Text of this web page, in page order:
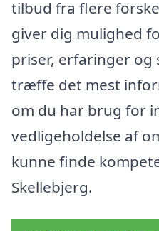
tilbud fra flere
giver dig mulighed
priser, erfaringer og
træffe det mest
om du har brug for
vedligeholdelse af
kunne finde
Skellebjerg.